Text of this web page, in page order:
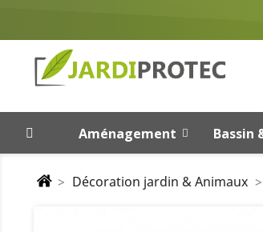
Aménagement Bassin
Décoration jardin & Animaux